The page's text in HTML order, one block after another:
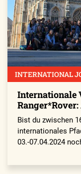
INTERNATIONAL
Internationale
Bist du zwischen
internationales
03.-07.04.2024